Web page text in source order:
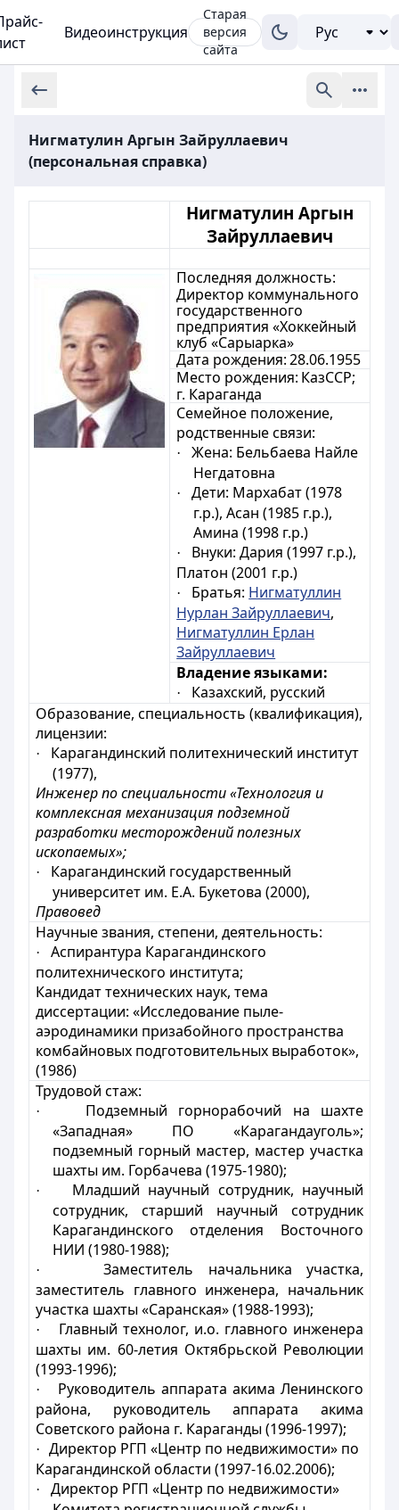
Видеоинструкция
Старая
версия
сайта
Нигматулин Аргын Зайруллаевич
(персональная справка)
Нигматулин Аргын
Зайруллаевич
Последняя должность:
Директор коммунального
государственного
предприятия «Хоккейный
клуб «Сарыарка»
Дата рождения:28.06.1955
Место рождения: КазССР;
г. Караганда
Семейное положение,
родственные связи:
· Жена: Бельбаева Найле
Негдатовна
· Дети: Мархабат (1978
г.р.), Асан (1985 г.р.),
Амина (1998 г.р.)
·
Внуки: Дария (1997 г.р.),
Платон (2001 г.р.)
· Братья: Нигматуллин
Нурлан Зайруллаевич,
Нигматуллин Ерлан
Зайруллаевич
Владение языками:
·
Казахский, русский
Образование, специальность (квалификация),
лицензии:
·
Карагандинский политехнический институт
(1977),
Инженер по специальности «Технология и
комплексная механизация подземной
разработки месторождений полезных
ископаемых»;
·
Карагандинский государственный
университет им. Е.А. Букетова (2000),
Правовед
Научные звания, степени, деятельность:
·
Аспирантура Карагандинского
политехнического института;
Кандидат технических наук, тема
диссертации: «Исследование пыле-
аэродинамики призабойного пространства
комбайновых подготовительных выработок»,
(1986)
Трудовой стаж:
· Подземный горнорабочий на шахте
«Западная» ПО «Карагандауголь»;
подземный горный мастер, мастер участка
шахты им. Горбачева (1975-1980);
· Младший научный сотрудник, научный
сотрудник, старший научный сотрудник
Карагандинского отделения Восточного
НИИ (1980-1988);
·
Заместитель начальника участка,
заместитель главного инженера, начальник
участка шахты «Саранская» (1988-1993);
·
Главный технолог, и.о. главного инженера
шахты им. 60-летия Октябрьской Революции
(1993-1996);
·
Руководитель аппарата акима Ленинского
района, руководитель аппарата акима
Советского района г. Караганды (1996-1997);
·
Директор РГП «Центр по недвижимости» по
Карагандинской области (1997-16.02.2006);
·
Директор РГП «Центр по недвижимости»